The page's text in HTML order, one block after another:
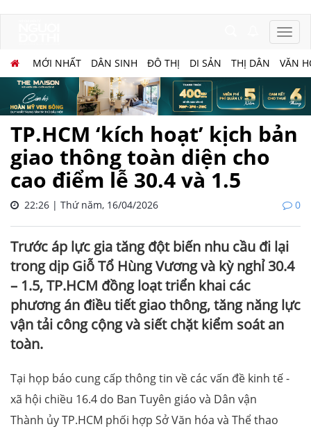
MỚI NHẤT DÂN SINH ĐÔ THỊ DI SẢN THỊ DÂN VĂN
TP.HCM ‘kích hoạt’ kịch bản
giao thông toàn diện cho
cao điểm lễ 30.4 và 1.5
22:26 | Thứ năm, 16/04/2026 0
Trước áp lực gia tăng đột biến nhu cầu đi lại
trong dịp Giỗ Tổ Hùng Vương và kỳ nghỉ 30.4
– 1.5, TP.HCM đồng loạt triển khai các
phương án điều tiết giao thông, tăng năng lực
vận tải công cộng và siết chặt kiểm soát an
toàn.
Tại họp báo cung cấp thông tin về các vấn đề kinh tế -
xã hội chiều 16.4 do Ban Tuyên giáo và Dân vận
Thành ủy TP.HCM phối hợp Sở Văn hóa và Thể thao